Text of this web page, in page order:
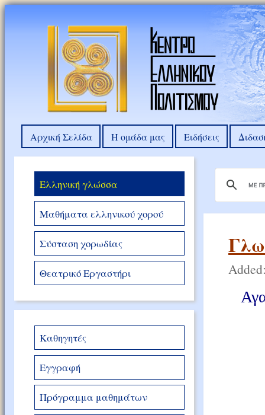
Αρχική Σελίδα Η ομάδα μας Ειδήσεις
Ελληνική γλώσσα
Μαθήματα ελληνικού χορού
Σύσταση χορωδίας
Θεατρικό Εργαστήρι
Καθηγητές
Εγγραφή
Πρόγραμμα μαθημάτων